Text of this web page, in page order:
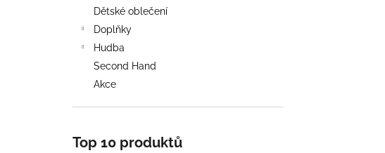
Dětské oblečení
Doplňky
Hudba
Second Hand
Akce
Top 10 produktů